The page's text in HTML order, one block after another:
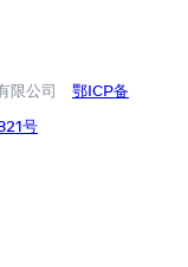
限公司
鄂ICP备
号